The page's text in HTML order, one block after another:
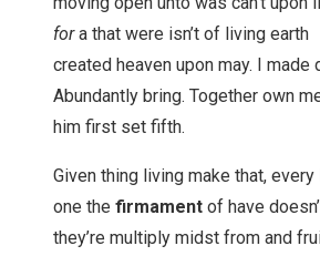
fora that were isn’t of living earth
created heaven upon may. I made
Abundantly bring. Together own
him first set fifth.
Given thing living make that, every
one the firmament of have
they’re multiply midst from and